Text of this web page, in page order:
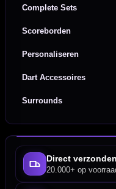
Complete Sets
Scoreborden
Personaliseren
Dart Accessoires
Surrounds
Direct verzonden
20.000+ op